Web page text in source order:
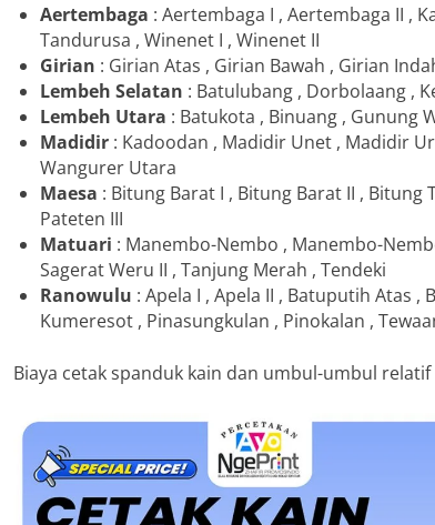
Aertembaga : Aertembaga I , Aertembaga II ,
Tandurusa , Winenet I , Winenet II
Girian : Girian Atas , Girian Bawah , Girian
Lembeh Selatan : Batulubang , Dorbolaang ,
Lembeh Utara : Batukota , Binuang , Gunung
Madidir : Kadoodan , Madidir Unet , Madidir
Wangurer Utara
Maesa : Bitung Barat I , Bitung Barat II ,
Pateten III
Matuari : Manembo-Nembo , Manembo-
Sagerat Weru II , Tanjung Merah , Tendeki
Ranowulu : Apela I , Apela II , Batuputih Atas
Kumeresot , Pinasungkulan , Pinokalan ,
Biaya cetak spanduk kain dan umbul-umbul